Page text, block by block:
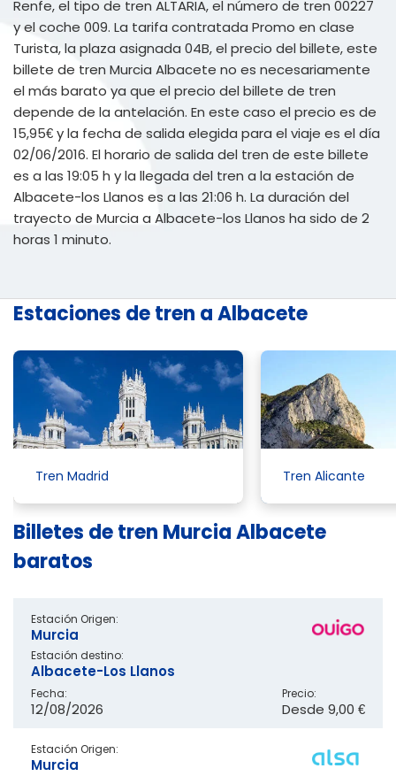
Renfe, el tipo de tren ALTARIA, el número de tren 00227
y el coche 009. La tarifa contratada Promo en clase
Turista, la plaza asignada 04B, el precio del billete, este
billete de tren Murcia Albacete no es necesariamente
el más barato ya que el precio del billete de tren
depende de la antelación. En este caso el precio es de
15,95€ y la fecha de salida elegida para el viaje es el día
02/06/2016. El horario de salida del tren de este billete
es a las 19:05 h y la llegada del tren a la estación de
Albacete-los Llanos es a las 21:06 h. La duración del
trayecto de Murcia a Albacete-los Llanos ha sido de 2
horas 1 minuto.
Estaciones de tren a Albacete
Tren Madrid Tren Alicante
Billetes de tren Murcia Albacete
baratos
Estación Origen:
Murcia
Estación destino:
Albacete-Los Llanos
Fecha:
12/08/2026
Precio:
Desde 9,00 €
Estación Origen:
Murcia